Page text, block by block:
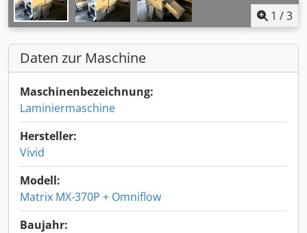
1 /3
Daten zur Maschine
Maschinenbezeichnung:
Laminiermaschine
Hersteller:
Vivid
Modell:
Matrix MX-370P + Omniflow
Baujahr: